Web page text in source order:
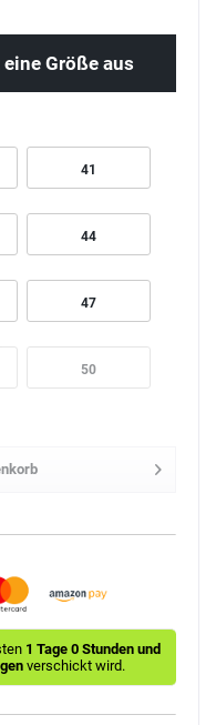
Größe aus
41
44
47
50
1 Tage 0 Stunden und
verschickt wird.